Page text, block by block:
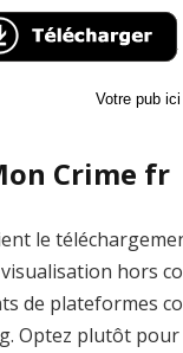
Votre pub
Crime fr
le
hors
de plateformes
Optez plutôt